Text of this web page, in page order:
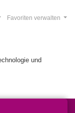
und
Favoriten verwalten